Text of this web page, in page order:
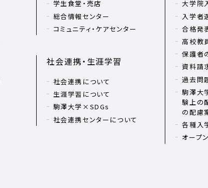
学生食堂・売店
総合情報センター
コミュニティ・ケアセンター
社会連携・生涯学習
社会連携について
生涯学習について
駒澤大学×SDGs
社会連携センターについて
大学院
入学者
合格発
高校教
保護者
資料請
過去問
駒澤大
験上の
の配慮
各種入
オープ